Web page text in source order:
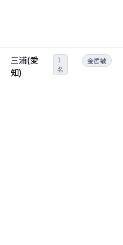
三浦(愛
知)
1
名
金哲敏